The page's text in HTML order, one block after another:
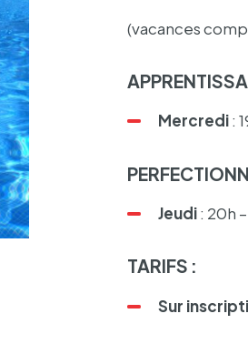
(vacances
Mercredi:
Jeudi: 20h
TARIFS :
Sur